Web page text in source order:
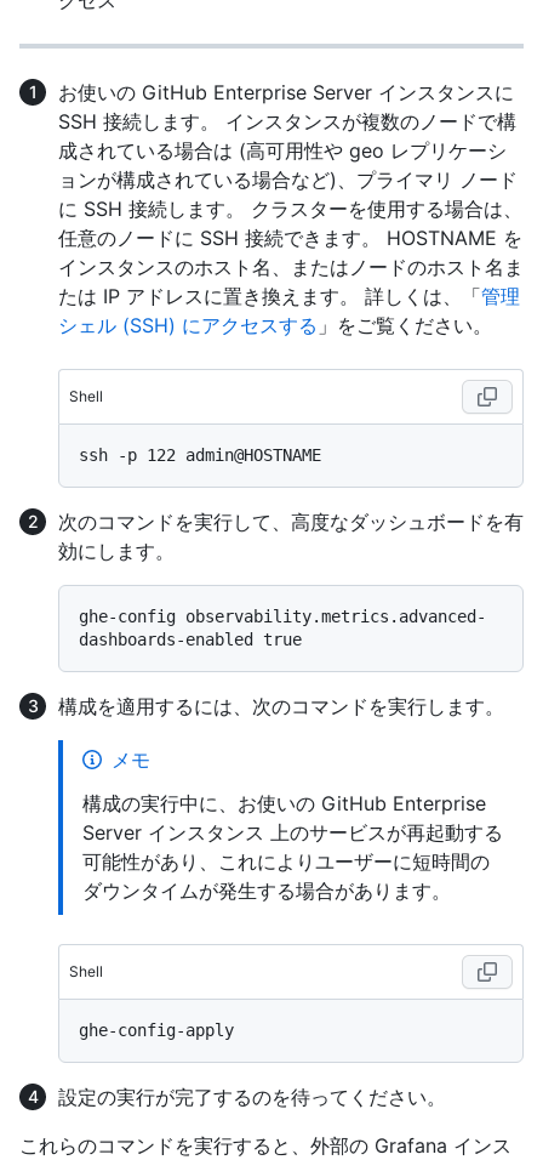
お使いの GitHub Enterprise Server インスタンスに
SSH 接続します。 インスタンスが複数のノードで構
成されている場合は (高可用性や geo レプリケーシ
ョンが構成されている場合など)、プライマリ ノード
に SSH 接続します。 クラスターを使用する場合は、
任意のノードに SSH 接続できます。 HOSTNAME を
インスタンスのホスト名、またはノードのホスト名ま
たは IP アドレスに置き換えます。 詳しくは、「管理
シェル (SSH) にアクセスする 」をご覧ください。
Shell
次のコマンドを実行して、高度なダッシュボードを有
効にします。
ghe-config observability.metrics.advanced-
構成を適用するには、次のコマンドを実行します。
メモ
構成の実行中に、お使いの GitHub Enterprise
Server インスタンス 上のサービスが再起動する
可能性があり、これによりユーザーに短時間の
ダウンタイムが発生する場合があります。
Shell
設定の実行が完了するのを待ってください。
これらのコマンドを実行すると、外部の Grafana インス